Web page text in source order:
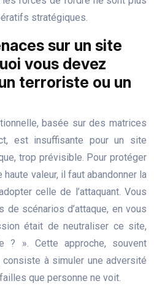
stratégiques.
sur un site
vous devez
terroriste ou un
basée sur des matrices
est insuffisante pour un site
trop prévisible. Pour protéger
valeur, il faut abandonner la
celle de l’attaquant. Vous
de scénarios d’attaque, en vous
était de neutraliser ce site,
? ». Cette approche, souvent
consiste à simuler une adversité
que personne ne voit.